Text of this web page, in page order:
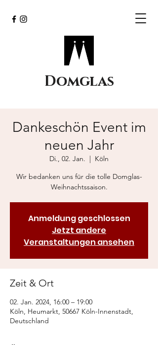
Domglas
Dankeschön Event im
neuen Jahr
Di., 02. Jan.
  |
Köln
Wir bedanken uns für die tolle Domglas-
Weihnachtssaison.
Anmeldung geschlossen
Jetzt andere
Veranstaltungen ansehen
Zeit & Ort
02. Jan. 2024, 16:00 – 19:00
Köln, Heumarkt, 50667 Köln-Innenstadt,
Deutschland